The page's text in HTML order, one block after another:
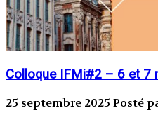
Colloque IFMi#2 – 6 et 7
25 septembre 2025 Posté